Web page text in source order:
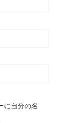
に自分の名